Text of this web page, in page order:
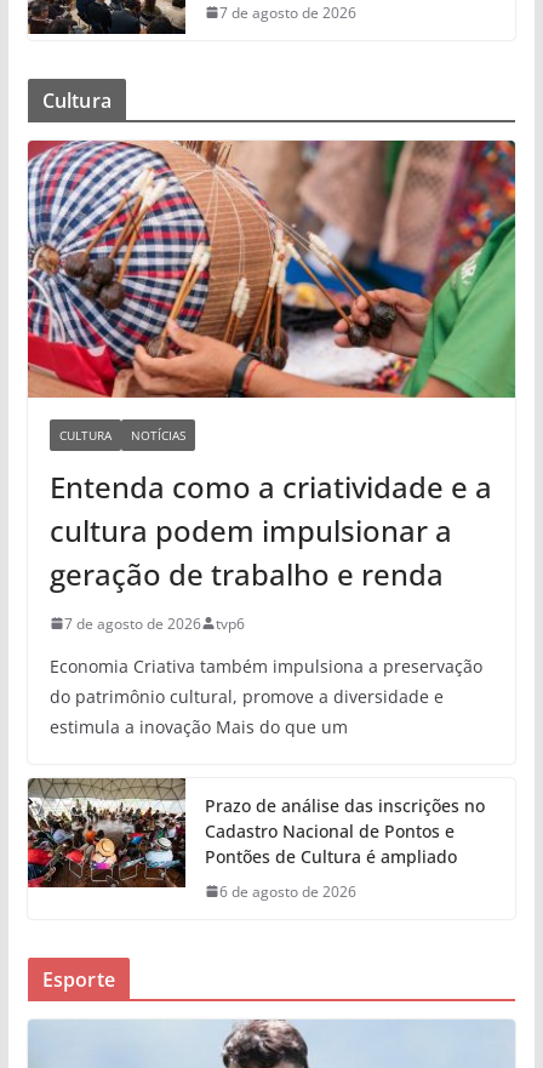
7 de agosto de 2026
Cultura
CULTURA NOTÍCIAS
Entenda como a criatividade e a
cultura podem impulsionar a
geração de trabalho e renda
7 de agosto de 2026 tvp6
Economia Criativa também impulsiona a preservação
do patrimônio cultural, promove a diversidade e
estimula a inovação Mais do que um
Prazo de análise das inscrições no
Cadastro Nacional de Pontos e
Pontões de Cultura é ampliado
6 de agosto de 2026
Esporte